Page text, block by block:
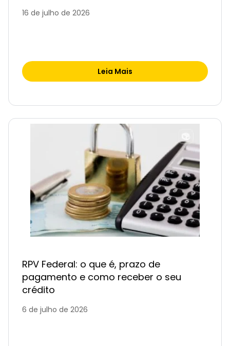
16 de julho de 2026
Leia Mais
RPV Federal: o que é, prazo de
pagamento e como receber o seu
crédito
6 de julho de 2026